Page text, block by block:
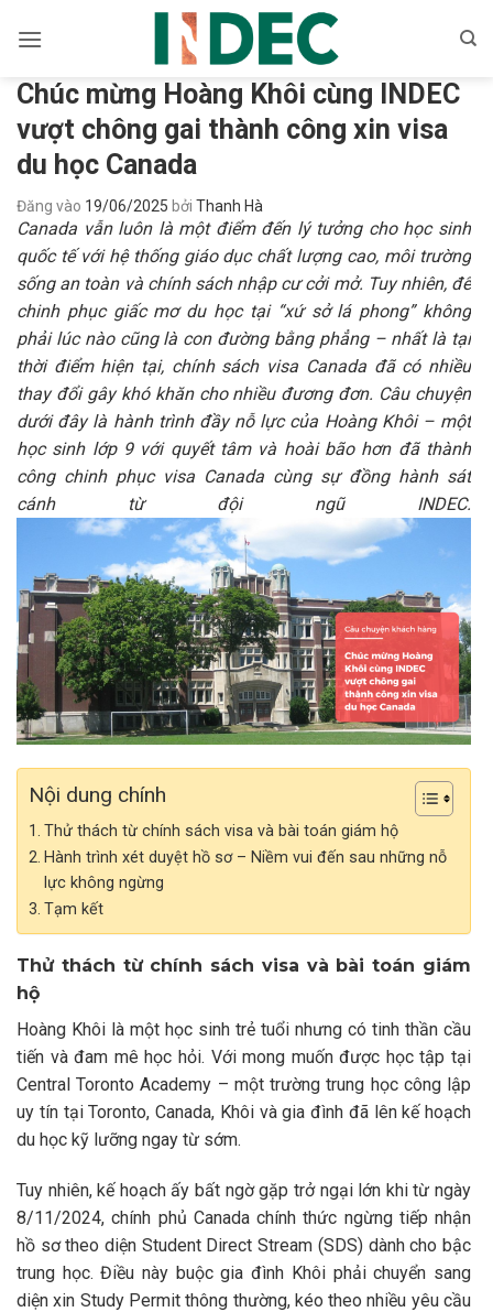
qua
dungChúc mừng Hoàng Khôi cùng INDEC
vượt chông gai thành công xin visa
du học Canada
Đăng vào 19/06/2025 bởi Thanh Hà
Canada vẫn luôn là một điểm đến lý tưởng cho học sinh
quốc tế với hệ thống giáo dục chất lượng cao, môi trường
sống an toàn và chính sách nhập cư cởi mở. Tuy nhiên, để
chinh phục giấc mơ du học tại “xứ sở lá phong” không
phải lúc nào cũng là con đường bằng phẳng – nhất là tại
thời điểm hiện tại, chính sách visa Canada đã có nhiều
thay đổi gây khó khăn cho nhiều đương đơn. Câu chuyện
dưới đây là hành trình đầy nỗ lực của Hoàng Khôi – một
học sinh lớp 9 với quyết tâm và hoài bão hơn đã thành
công chinh phục visa Canada cùng sự đồng hành sát
cánh từ đội ngũ INDEC.
Nội dung chính
Thử thách từ chính sách visa và bài toán giám hộ
Hành trình xét duyệt hồ sơ – Niềm vui đến sau những nỗ
lực không ngừng
Tạm kết
Thử thách từ chính sách visa và bài toán giám
hộ
Hoàng Khôi là một học sinh trẻ tuổi nhưng có tinh thần cầu
tiến và đam mê học hỏi. Với mong muốn được học tập tại
Central Toronto Academy – một trường trung học công lập
uy tín tại Toronto, Canada, Khôi và gia đình đã lên kế hoạch
du học kỹ lưỡng ngay từ sớm.
Tuy nhiên, kế hoạch ấy bất ngờ gặp trở ngại lớn khi từ ngày
8/11/2024, chính phủ Canada chính thức ngừng tiếp nhận
hồ sơ theo diện Student Direct Stream (SDS) dành cho bậc
trung học. Điều này buộc gia đình Khôi phải chuyển sang
diện xin Study Permit thông thường, kéo theo nhiều yêu cầu